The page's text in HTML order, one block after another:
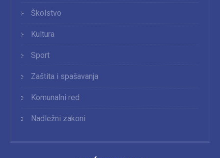
Školstvo
Kultura
Sport
Zaštita i spašavanja
Komunalni red
Nadležni zakoni